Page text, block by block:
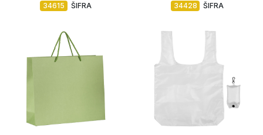
ŠIFRA
34615 ŠIFRA
34428